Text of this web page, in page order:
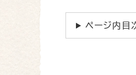
ページ内目